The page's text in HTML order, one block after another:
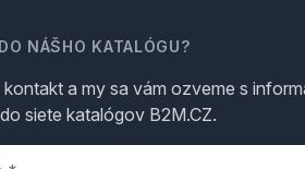
NÁŠHO KATALÓGU?
a my sa vám ozveme s
siete katalógov B2M.CZ.